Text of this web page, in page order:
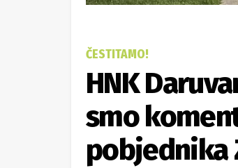
ČESTITAMO!
HNK
smo
pobjednika